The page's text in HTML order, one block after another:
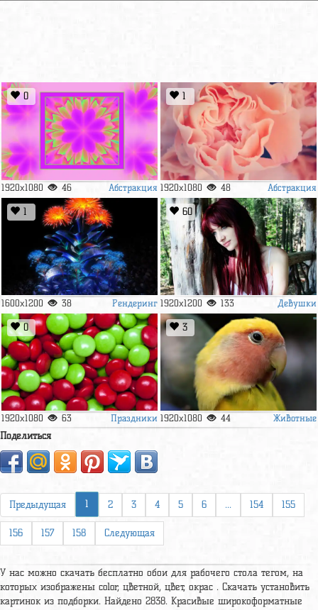
0
1920x1080 46 Абстракция
1
1920x1080 48 Абстракция
1
1600x1200 38 Рендеринг
60
1920x1200 133 Девушки
0
1920x1080 63 Праздники
3
1920x1080 44 Животные
Поделиться
Предыдущая 1 2 3 4 5 6 ... 154 155
156 157 158 Следующая
У нас можно скачать бесплатно обои для рабочего стола тегом, на
которых изображены color, цветной, цвет, окрас . Скачать установить
картинок из подборки. Найдено 2838. Красивые широкоформатные